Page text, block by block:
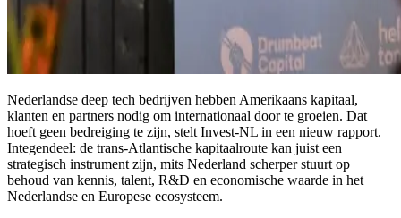
Nederlandse deep tech bedrijven hebben Amerikaans kapitaal,
klanten en partners nodig om internationaal door te groeien. Dat
hoeft geen bedreiging te zijn, stelt Invest-NL in een nieuw rapport.
Integendeel: de trans-Atlantische kapitaalroute kan juist een
strategisch instrument zijn, mits Nederland scherper stuurt op
behoud van kennis, talent, R&D en economische waarde in het
Nederlandse en Europese ecosysteem.